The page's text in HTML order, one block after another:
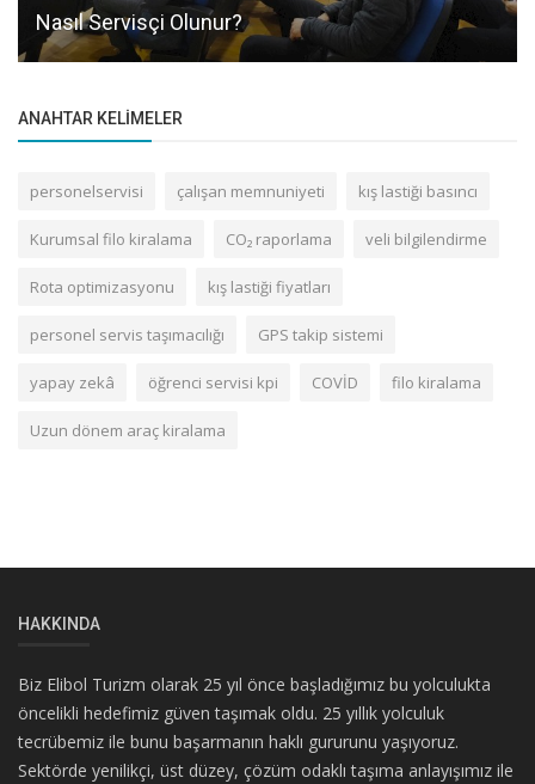
Nasıl Servisçi Olunur?
ANAHTAR KELIMELER
personelservisi çalışan memnuniyeti kış lastiği basıncı
Kurumsal filo kiralama CO₂ raporlama veli bilgilendirme
Rota optimizasyonu kış lastiği fiyatları
personel servis taşımacılığı GPS takip sistemi
yapay zekâ öğrenci servisi kpi COVİD filo kiralama
Uzun dönem araç kiralama
HAKKINDA
Biz Elibol Turizm olarak 25 yıl önce başladığımız bu yolculukta
öncelikli hedefimiz güven taşımak oldu. 25 yıllık yolculuk
tecrübemiz ile bunu başarmanın haklı gururunu yaşıyoruz.
Sektörde yenilikçi, üst düzey, çözüm odaklı taşıma anlayışımız ile